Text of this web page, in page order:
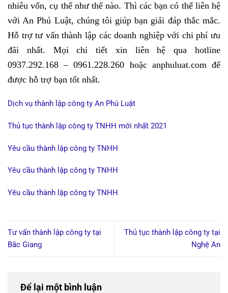
nhiêu vốn, cụ thể như thế nào. Thì các bạn có thể liên hệ
với An Phú Luật, chúng tôi giúp bạn giải đáp thắc mắc.
Hỗ trợ tư vấn thành lập các doanh nghiệp với chi phí ưu
đãi nhất. Mọi chi tiết xin liên hệ qua hotline
0937.292.168 – 0961.228.260 hoặc anphuluat.com để
được hỗ trợ bạn tốt nhất.
Dịch vụ thành lập công ty An Phú Luật
Thủ tục thành lập công ty TNHH mới nhất 2021
Yêu cầu thành lập công ty TNHH
Yêu cầu thành lập công ty TNHH
Yêu cầu thành lập công ty TNHH
Tư vấn thành lập công ty tại
Bắc Giang
Thủ tục thành lập công ty tại
Nghệ An
Để lại một bình luận